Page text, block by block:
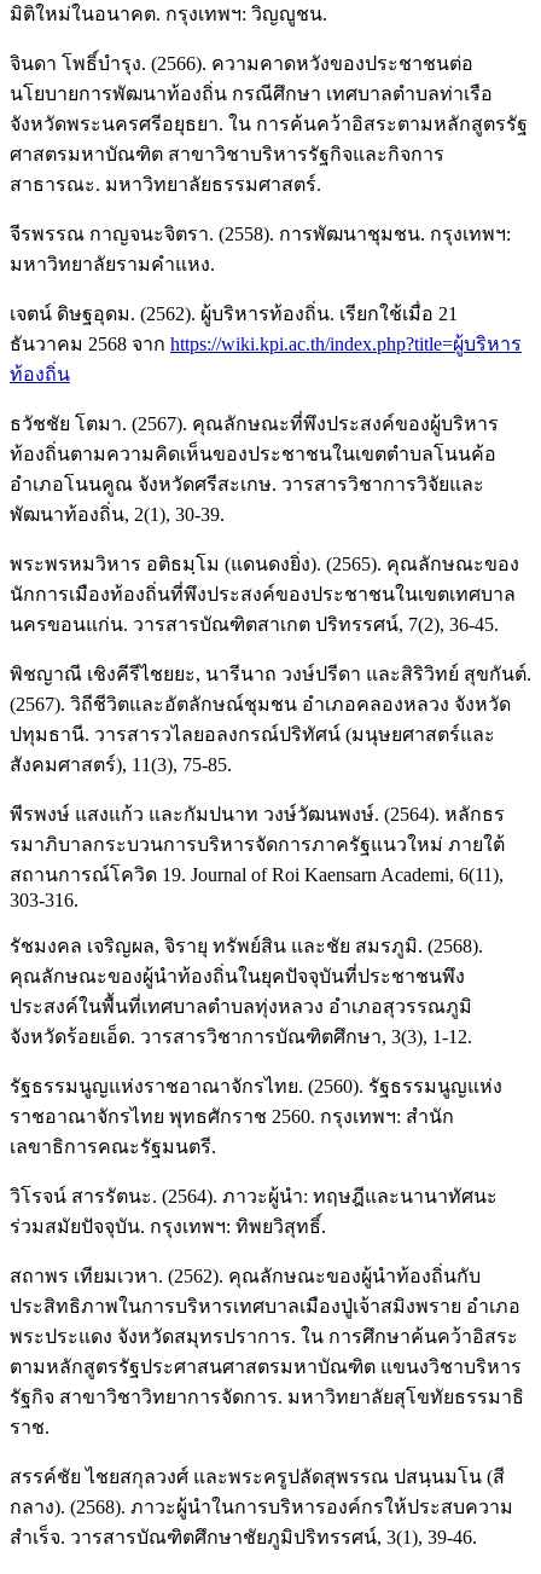
มิติใหม่ในอนาคต. กรุงเทพฯ: วิญญูชน.
จินดา โพธิ์บำรุง. (2566). ความคาดหวังของประชาชนต่อ
นโยบายการพัฒนาท้องถิ่น กรณีศึกษา เทศบาลตำบลท่าเรือ
จังหวัดพระนครศรีอยุธยา. ใน การค้นคว้าอิสระตามหลักสูตรรัฐ
ศาสตรมหาบัณฑิต สาขาวิชาบริหารรัฐกิจและกิจการ
สาธารณะ. มหาวิทยาลัยธรรมศาสตร์.
จีรพรรณ กาญจนะจิตรา. (2558). การพัฒนาชุมชน. กรุงเทพฯ:
มหาวิทยาลัยรามคำแหง.
เจตน์ ดิษฐอุดม. (2562). ผู้บริหารท้องถิ่น. เรียกใช้เมื่อ 21
ธันวาคม 2568 จาก https://wiki.kpi.ac.th/index.php?title=ผู้บริหาร
ท้องถิ่น
ธวัชชัย โตมา. (2567). คุณลักษณะที่พึงประสงค์ของผู้บริหาร
ท้องถิ่นตามความคิดเห็นของประชาชนในเขตตำบลโนนค้อ
อำเภอโนนคูณ จังหวัดศรีสะเกษ. วารสารวิชาการวิจัยและ
พัฒนาท้องถิ่น, 2(1), 30-39.
พระพรหมวิหาร อติธมฺโม (แดนดงยิ่ง). (2565). คุณลักษณะของ
นักการเมืองท้องถิ่นที่พึงประสงค์ของประชาชนในเขตเทศบาล
นครขอนแก่น. วารสารบัณฑิตสาเกต ปริทรรศน์, 7(2), 36-45.
พิชญาณี เชิงคีรีไชยยะ, นารีนาถ วงษ์ปรีดา และสิริวิทย์ สุขกันต์.
(2567). วิถีชีวิตและอัตลักษณ์ชุมชน อำเภอคลองหลวง จังหวัด
ปทุมธานี. วารสารวไลยอลงกรณ์ปริทัศน์ (มนุษยศาสตร์และ
สังคมศาสตร์), 11(3), 75-85.
พีรพงษ์ แสงแก้ว และกัมปนาท วงษ์วัฒนพงษ์. (2564). หลักธร
รมาภิบาลกระบวนการบริหารจัดการภาครัฐแนวใหม่ ภายใต้
สถานการณ์โควิด 19. Journal of Roi Kaensarn Academi, 6(11),
303-316.
รัชมงคล เจริญผล, จิรายุ ทรัพย์สิน และชัย สมรภูมิ. (2568).
คุณลักษณะของผู้นำท้องถิ่นในยุคปัจจุบันที่ประชาชนพึง
ประสงค์ในพื้นที่เทศบาลตำบลทุ่งหลวง อำเภอสุวรรณภูมิ
จังหวัดร้อยเอ็ด. วารสารวิชาการบัณฑิตศึกษา, 3(3), 1-12.
รัฐธรรมนูญแห่งราชอาณาจักรไทย. (2560). รัฐธรรมนูญแห่ง
ราชอาณาจักรไทย พุทธศักราช 2560. กรุงเทพฯ: สำนัก
เลขาธิการคณะรัฐมนตรี.
วิโรจน์ สารรัตนะ. (2564). ภาวะผู้นำ: ทฤษฎีและนานาทัศนะ
ร่วมสมัยปัจจุบัน. กรุงเทพฯ: ทิพยวิสุทธิ์.
สถาพร เทียมเวหา. (2562). คุณลักษณะของผู้นำท้องถิ่นกับ
ประสิทธิภาพในการบริหารเทศบาลเมืองปู่เจ้าสมิงพราย อำเภอ
พระประแดง จังหวัดสมุทรปราการ. ใน การศึกษาค้นคว้าอิสระ
ตามหลักสูตรรัฐประศาสนศาสตรมหาบัณฑิต แขนงวิชาบริหาร
รัฐกิจ สาขาวิชาวิทยาการจัดการ. มหาวิทยาลัยสุโขทัยธรรมาธิ
ราช.
สรรค์ชัย ไชยสกุลวงศ์ และพระครูปลัดสุพรรณ ปสนฺนมโน (สี
กลาง). (2568). ภาวะผู้นำในการบริหารองค์กรให้ประสบความ
สำเร็จ. วารสารบัณฑิตศึกษาชัยภูมิปริทรรศน์, 3(1), 39-46.